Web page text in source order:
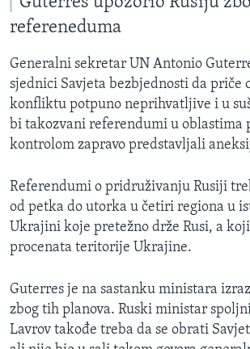
refereneduma
Generalni sekretar UN Antonio
sjednici Savjeta bezbjednosti da priče
konfliktu potpuno neprihvatljive i u
bi takozvani referendumi u oblastima
kontrolom zapravo predstavljali
Referendumi o pridruživanju Rusiji
od petka do utorka u četiri regiona u
Ukrajini koje pretežno drže Rusi, a
procenata teritorije Ukrajine.
Guterres je na sastanku ministara
zbog tih planova. Ruski ministar
Lavrov takođe treba da se obrati